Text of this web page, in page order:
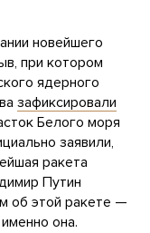
новейшего
при котором
ядерного
зафиксировали
Белого моря
заявили,
ракета
Путин
об этой ракете —
она.